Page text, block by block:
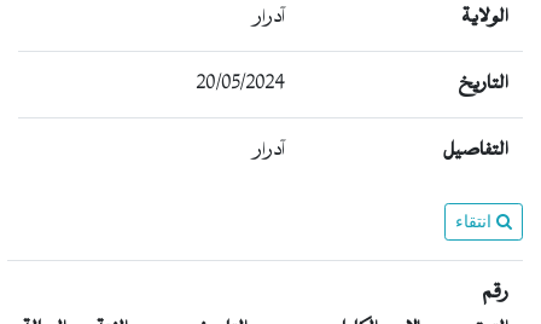
الولاية آدرار
التاريخ 20/05/2024
التفاصيل آدرار
انتقاء
رقم